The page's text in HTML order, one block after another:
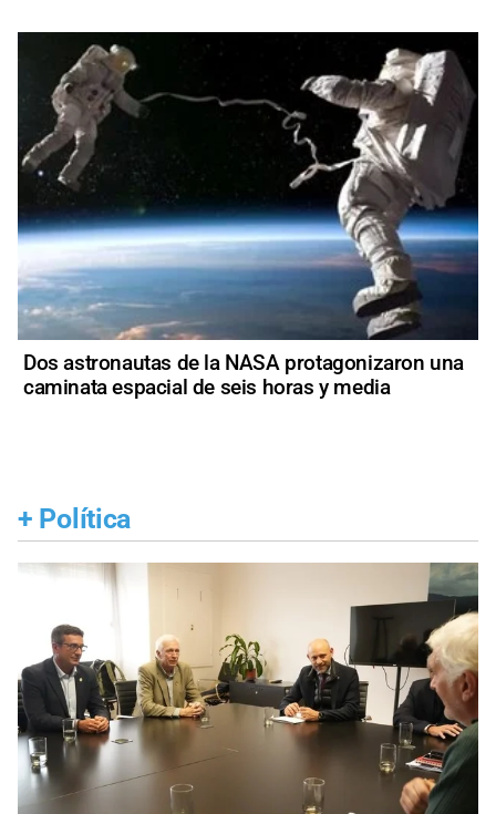
Dos astronautas de la NASA protagonizaron una
caminata espacial de seis horas y media
+ Política